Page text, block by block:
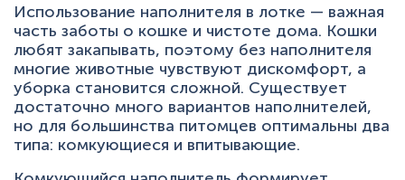
Использование наполнителя в лотке — важная
часть заботы о кошке и чистоте дома. Кошки
любят закапывать, поэтому без наполнителя
многие животные чувствуют дискомфорт, а
уборка становится сложной. Существует
достаточно много вариантов наполнителей,
но для большинства питомцев оптимальны два
типа: комкующиеся и впитывающие.